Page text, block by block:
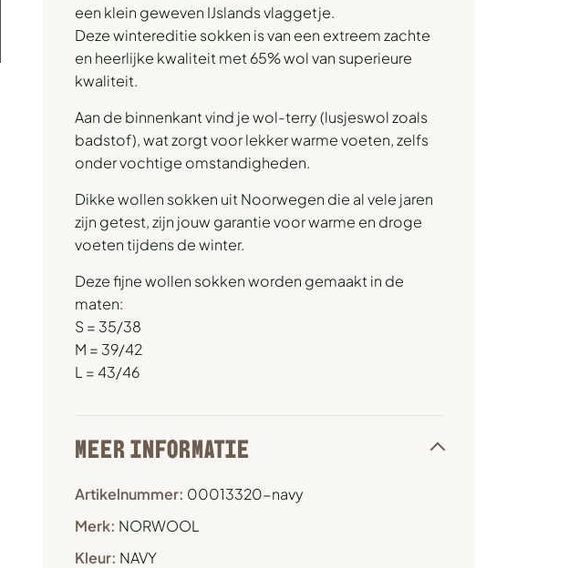
een klein geweven IJslands vlaggetje.
Deze wintereditie sokken is van een extreem zachte
en heerlijke kwaliteit met 65% wol van superieure
kwaliteit.
Aan de binnenkant vind je wol-terry (lusjeswol zoals
badstof), wat zorgt voor lekker warme voeten, zelfs
onder vochtige omstandigheden.
Dikke wollen sokken uit Noorwegen die al vele jaren
zijn getest, zijn jouw garantie voor warme en droge
voeten tijdens de winter.
Deze fijne wollen sokken worden gemaakt in de
maten:
S = 35/38
M = 39/42
L = 43/46
MEER INFORMATIE
Artikelnummer: 00013320-navy
Merk: NORWOOL
Kleur: NAVY